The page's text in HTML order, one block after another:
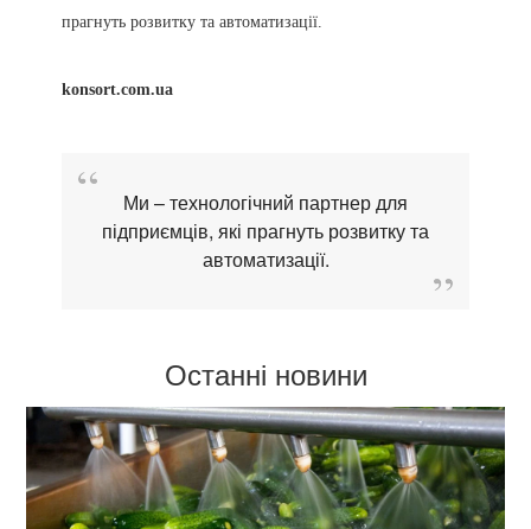
прагнуть розвитку та автоматизації.
konsort.com.ua
Ми – технологічний партнер для
підприємців, які прагнуть розвитку та
автоматизації.
Останні новини